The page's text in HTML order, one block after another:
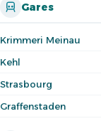
Gares
Krimmeri Meinau
Kehl
Strasbourg
Graffenstaden